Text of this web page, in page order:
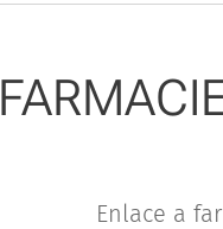
Enlace a